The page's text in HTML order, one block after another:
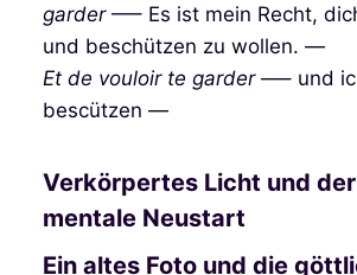
garder—– Es ist mein Recht,
und beschützen zu wollen. —
Et de vouloir te garder—– und
bescützen —
Verkörpertes Licht und
mentale Neustart
Ein altes Foto und die